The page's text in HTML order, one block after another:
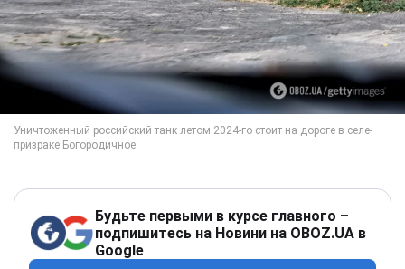
Будьте первыми в курсе главного –
подпишитесь на Новини на OBOZ.UA в
Google